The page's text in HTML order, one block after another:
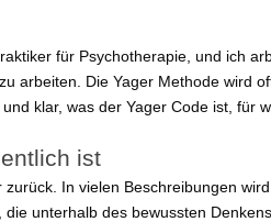
für Psychotherapie, und ich
arbeiten. Die Yager Methode wird
klar, was der Yager Code ist,
ist
In vielen Beschreibungen
unterhalb des bewussten